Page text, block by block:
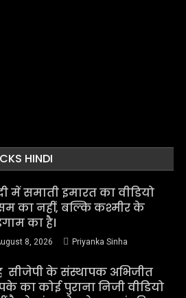
HINDI
में समाती इमारत का वीडियो
का नहीं, बल्कि कश्मीर के
का है।
8, 2026 Priyanka Sinha
सीजेपी के संस्थापक अभिजीत
का कोई पुराना निजी वीडियो